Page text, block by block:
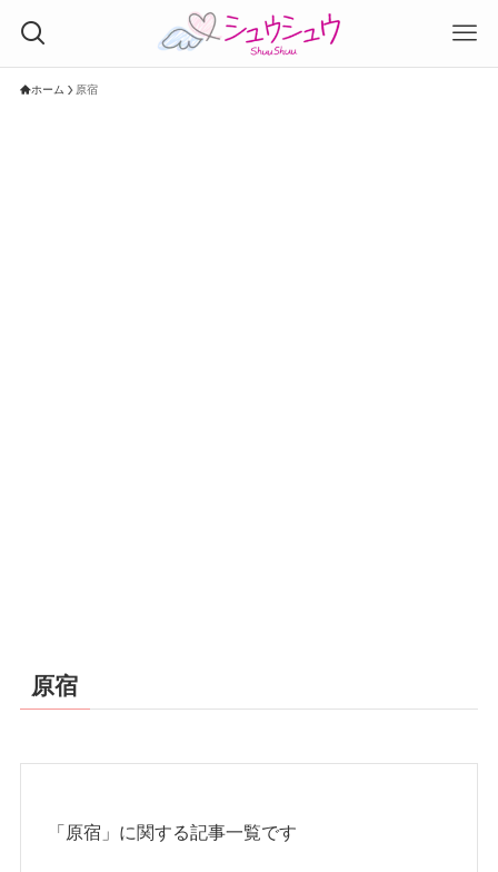
ホーム 原宿
原宿
「原宿」に関する記事一覧です